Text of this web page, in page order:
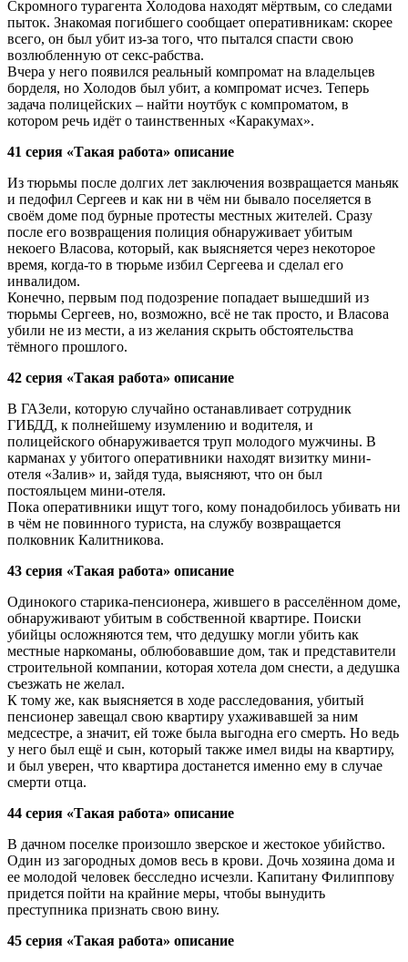
Скромного турагента Холодова находят мёртвым, со следами
пыток. Знакомая погибшего сообщает оперативникам: скорее
всего, он был убит из-за того, что пытался спасти свою
возлюбленную от секс-рабства.
Вчера у него появился реальный компромат на владельцев
борделя, но Холодов был убит, а компромат исчез. Теперь
задача полицейских – найти ноутбук с компроматом, в
котором речь идёт о таинственных «Каракумах».
41 серия «Такая работа» описание
Из тюрьмы после долгих лет заключения возвращается маньяк
и педофил Сергеев и как ни в чём ни бывало поселяется в
своём доме под бурные протесты местных жителей. Сразу
после его возвращения полиция обнаруживает убитым
некоего Власова, который, как выясняется через некоторое
время, когда-то в тюрьме избил Сергеева и сделал его
инвалидом.
Конечно, первым под подозрение попадает вышедший из
тюрьмы Сергеев, но, возможно, всё не так просто, и Власова
убили не из мести, а из желания скрыть обстоятельства
тёмного прошлого.
42 серия «Такая работа» описание
В ГАЗели, которую случайно останавливает сотрудник
ГИБДД, к полнейшему изумлению и водителя, и
полицейского обнаруживается труп молодого мужчины. В
карманах у убитого оперативники находят визитку мини-
отеля «Залив» и, зайдя туда, выясняют, что он был
постояльцем мини-отеля.
Пока оперативники ищут того, кому понадобилось убивать ни
в чём не повинного туриста, на службу возвращается
полковник Калитникова.
43 серия «Такая работа» описание
Одинокого старика-пенсионера, жившего в расселённом доме,
обнаруживают убитым в собственной квартире. Поиски
убийцы осложняются тем, что дедушку могли убить как
местные наркоманы, облюбовавшие дом, так и представители
строительной компании, которая хотела дом снести, а дедушка
съезжать не желал.
К тому же, как выясняется в ходе расследования, убитый
пенсионер завещал свою квартиру ухаживавшей за ним
медсестре, а значит, ей тоже была выгодна его смерть. Но ведь
у него был ещё и сын, который также имел виды на квартиру,
и был уверен, что квартира достанется именно ему в случае
смерти отца.
44 серия «Такая работа» описание
В дачном поселке произошло зверское и жестокое убийство.
Один из загородных домов весь в крови. Дочь хозяина дома и
ее молодой человек бесследно исчезли. Капитану Филиппову
придется пойти на крайние меры, чтобы вынудить
преступника признать свою вину.
45 серия «Такая работа» описание